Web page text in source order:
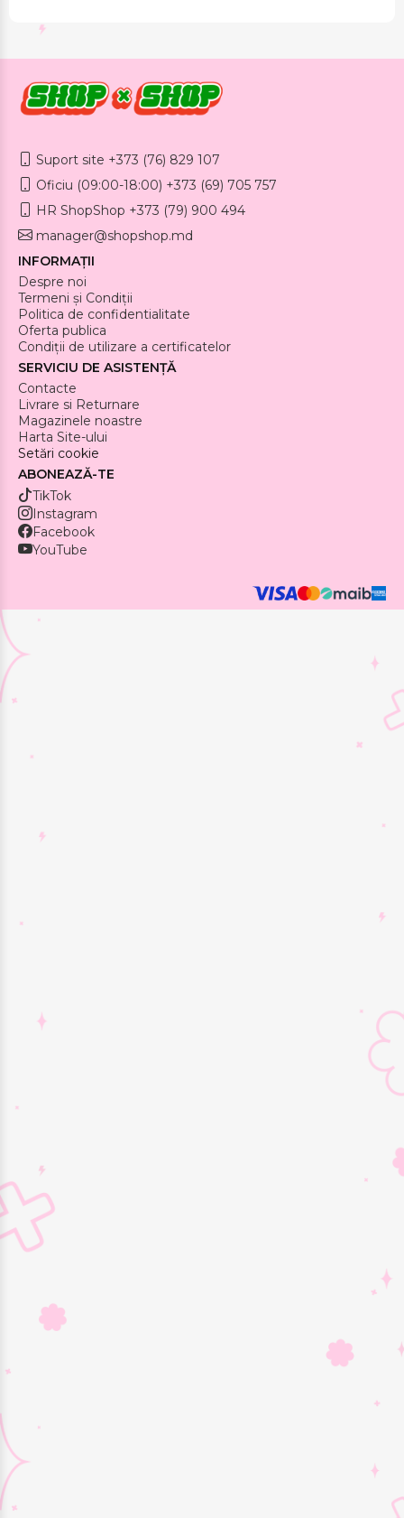
Suport site +373 (76) 829 107
Oficiu (09:00-18:00) +373 (69) 705 757
HR ShopShop +373 (79) 900 494
manager@shopshop.md
INFORMAȚII
Despre noi
Termeni și Condiții
Politica de confidentialitate
Oferta publica
Condiții de utilizare a certificatelor
SERVICIU DE ASISTENȚĂ
Contacte
Livrare si Returnare
Magazinele noastre
Harta Site-ului
Setări cookie
ABONEAZĂ-TE
TikTok
Instagram
Facebook
YouTube